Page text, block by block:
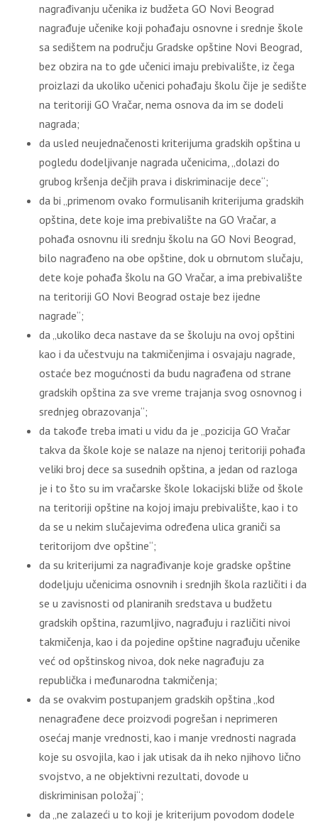
nagrađivanju učenika iz budžeta GO Novi Beograd
nagrađuje učenike koji pohađaju osnovne i srednje škole
sa sedištem na području Gradske opštine Novi Beograd,
bez obzira na to gde učenici imaju prebivalište, iz čega
proizlazi da ukoliko učenici pohađaju školu čije je sedište
na teritoriji GO Vračar, nema osnova da im se dodeli
nagrada;
da usled neujednačenosti kriterijuma gradskih opština u
pogledu dodeljivanje nagrada učenicima, „dolazi do
grubog kršenja dečjih prava i diskriminacije dece“;
da bi „primenom ovako formulisanih kriterijuma gradskih
opština, dete koje ima prebivalište na GO Vračar, a
pohađa osnovnu ili srednju školu na GO Novi Beograd,
bilo nagrađeno na obe opštine, dok u obrnutom slučaju,
dete koje pohađa školu na GO Vračar, a ima prebivalište
na teritoriji GO Novi Beograd ostaje bez ijedne
nagrade“;
da „ukoliko deca nastave da se školuju na ovoj opštini
kao i da učestvuju na takmičenjima i osvajaju nagrade,
ostaće bez mogućnosti da budu nagrađena od strane
gradskih opština za sve vreme trajanja svog osnovnog i
srednjeg obrazovanja“;
da takođe treba imati u vidu da je „pozicija GO Vračar
takva da škole koje se nalaze na njenoj teritoriji pohađa
veliki broj dece sa susednih opština, a jedan od razloga
je i to što su im vračarske škole lokacijski bliže od škole
na teritoriji opštine na kojoj imaju prebivalište, kao i to
da se u nekim slučajevima određena ulica graniči sa
teritorijom dve opštine“;
da su kriterijumi za nagrađivanje koje gradske opštine
dodeljuju učenicima osnovnih i srednjih škola različiti i da
se u zavisnosti od planiranih sredstava u budžetu
gradskih opština, razumljivo, nagrađuju i različiti nivoi
takmičenja, kao i da pojedine opštine nagrađuju učenike
već od opštinskog nivoa, dok neke nagrađuju za
republička i međunarodna takmičenja;
da se ovakvim postupanjem gradskih opština „kod
nenagrađene dece proizvodi pogrešan i neprimeren
osećaj manje vrednosti, kao i manje vrednosti nagrada
koje su osvojila, kao i jak utisak da ih neko njihovo lično
svojstvo, a ne objektivni rezultati, dovode u
diskriminisan položaj“;
da „ne zalazeći u to koji je kriterijum povodom dodele